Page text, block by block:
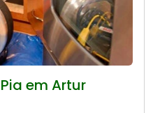
em Artur